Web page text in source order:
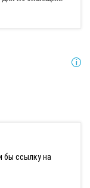
бы ссылку на